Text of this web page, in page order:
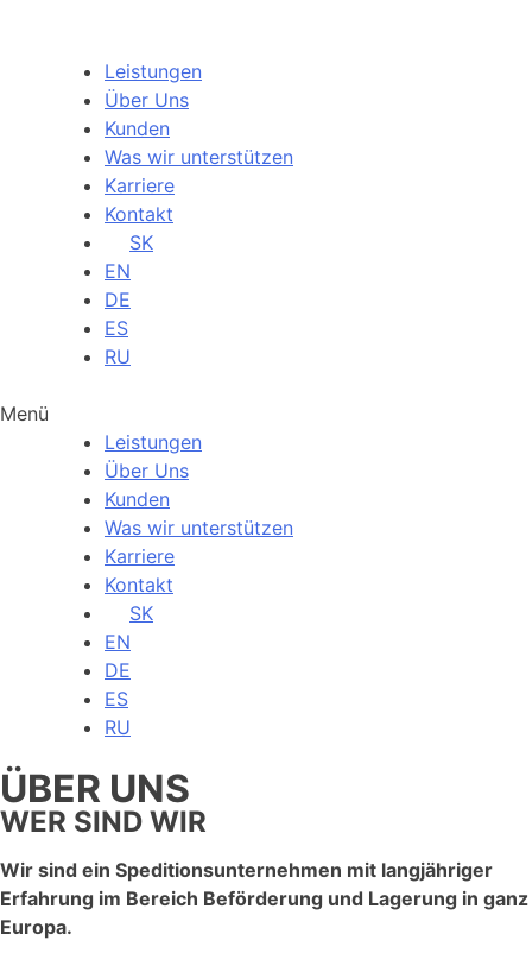
Leistungen
Über Uns
Kunden
Was wir unterstützen
Karriere
Kontakt
SK
EN
DE
ES
RU
Menü
Leistungen
Über Uns
Kunden
Was wir unterstützen
Karriere
Kontakt
SK
EN
DE
ES
RU
ÜBER UNS
WER SIND WIR
Wir sind ein Speditionsunternehmen mit langjähriger
Erfahrung im Bereich Beförderung und Lagerung in ganz
Europa.